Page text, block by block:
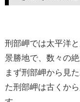
刑部岬では太平洋
景勝地で、数々の
まず刑部岬から見
た刑部岬は古くか